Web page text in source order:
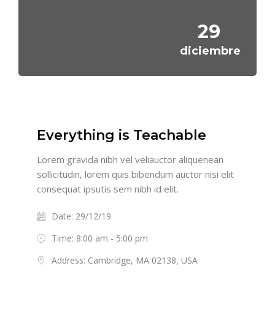
29
diciembre
Everything is Teachable
Lorem gravida nibh vel veliauctor aliquenean
sollicitudin, lorem quis bibendum auctor nisi elit
consequat ipsutis sem nibh id elit.
Date: 29/12/19
Time: 8:00 am - 5:00 pm
Address: Cambridge, MA 02138, USA